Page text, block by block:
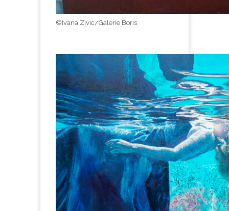
©Ivana Zivic/Galerie Boris